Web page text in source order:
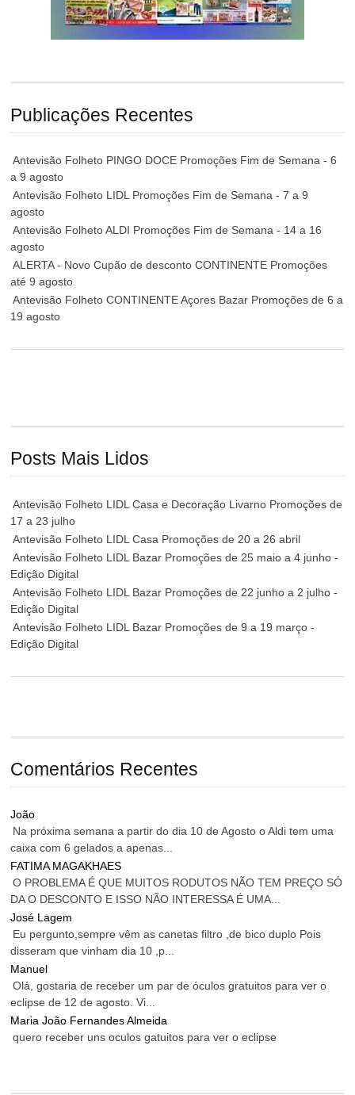
Publicações Recentes
Antevisão Folheto PINGO DOCE Promoções Fim de Semana - 6
a 9 agosto
Antevisão Folheto LIDL Promoções Fim de Semana - 7 a 9
agosto
Antevisão Folheto ALDI Promoções Fim de Semana - 14 a 16
agosto
ALERTA - Novo Cupão de desconto CONTINENTE Promoções
até 9 agosto
Antevisão Folheto CONTINENTE Açores Bazar Promoções de 6 a
19 agosto
Posts Mais Lidos
Antevisão Folheto LIDL Casa e Decoração Livarno Promoções de
17 a 23 julho
Antevisão Folheto LIDL Casa Promoções de 20 a 26 abril
Antevisão Folheto LIDL Bazar Promoções de 25 maio a 4 junho -
Edição Digital
Antevisão Folheto LIDL Bazar Promoções de 22 junho a 2 julho -
Edição Digital
Antevisão Folheto LIDL Bazar Promoções de 9 a 19 março -
Edição Digital
Comentários Recentes
João
Na próxima semana a partir do dia 10 de Agosto o Aldi tem uma
caixa com 6 gelados a apenas...
FATIMA MAGAKHAES
O PROBLEMA É QUE MUITOS RODUTOS NÃO TEM PREÇO SÓ
DA O DESCONTO E ISSO NÃO INTERESSA É UMA...
José Lagem
Eu pergunto,sempre vêm as canetas filtro ,de bico duplo Pois
disseram que vinham dia 10 ,p...
Manuel
Olá, gostaria de receber um par de óculos gratuitos para ver o
eclipse de 12 de agosto. Vi...
Maria João Fernandes Almeida
quero receber uns oculos gatuitos para ver o eclipse